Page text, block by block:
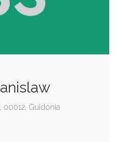
00012, Guidonia